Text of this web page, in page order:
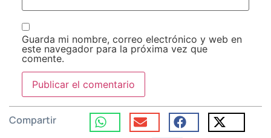
Guarda mi nombre, correo electrónico y web en
este navegador para la próxima vez que
comente.
Compartir